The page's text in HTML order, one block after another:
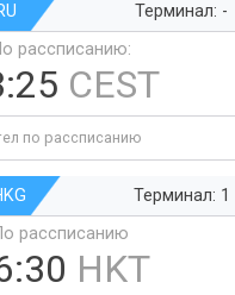
Терминал: -
рассписанию:
CEST
по рассписанию
Терминал: 1
рассписанию
HKT